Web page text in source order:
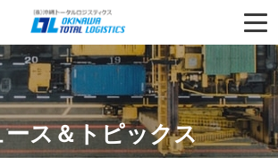
ース＆トピックス